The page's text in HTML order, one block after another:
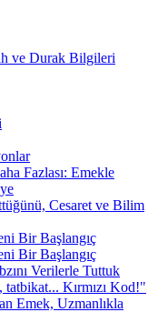
ve Durak Bilgileri
Fazlası: Emekle
Cesaret ve Bilim
Bir Başlangıç
Bir Başlangıç
Verilerle Tuttuk
Kırmızı Kod!"
Emek, Uzmanlıkla